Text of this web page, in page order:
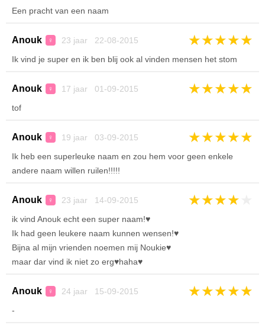
Een pracht van een naam
Anouk ♀ 23 jaar 22-08-2015 ★★★★★
Ik vind je super en ik ben blij ook al vinden mensen het stom
Anouk ♀ 17 jaar 01-09-2015 ★★★★★
tof
Anouk ♀ 19 jaar 03-09-2015 ★★★★★
Ik heb een superleuke naam en zou hem voor geen enkele
andere naam willen ruilen!!!!!
Anouk ♀ 23 jaar 14-09-2015 ★★★★
ik vind Anouk echt een super naam!♥
Ik had geen leukere naam kunnen wensen!♥
Bijna al mijn vrienden noemen mij Noukie♥
maar dar vind ik niet zo erg♥haha♥
Anouk ♀ 24 jaar 15-09-2015 ★★★★★
-